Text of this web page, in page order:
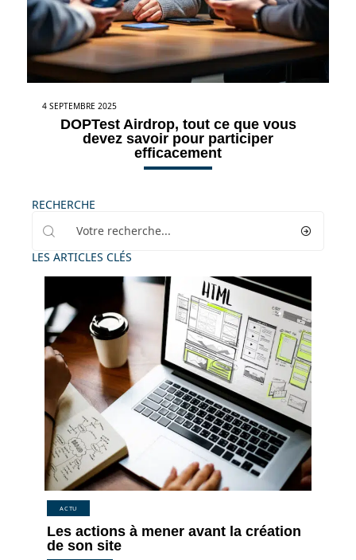
4 SEPTEMBRE 2025
DOPTest Airdrop, tout ce que vous
devez savoir pour participer
efficacement
RECHERCHE
LES ARTICLES CLÉS
ACTU
Les actions à mener avant la création
de son site